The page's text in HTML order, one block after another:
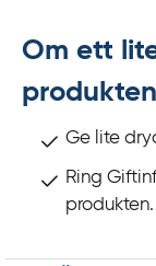
Om ett
Ge lite
Ring
produkten.